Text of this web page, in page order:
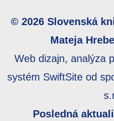
© 2026 Slovenská
Mateja
Web dizajn, analýza
systém SwiftSite od
Posledná